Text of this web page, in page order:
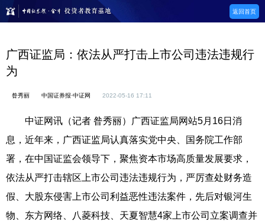
返回首页
广西证监局：依法从严打击上市公司违法违规行
为
昝秀丽 中国证券报·中证网 2022-05-16 17:11
中证网讯（记者 昝秀丽）广西证监局网站5月16日消
息，近年来，广西证监局认真落实党中央、国务院工作部
署，在中国证监会领导下，聚焦资本市场高质量发展要求，
依法从严打击辖区上市公司违法违规行为，严厉查处财务造
假、大股东侵害上市公司利益恶性违法案件，先后对银河生
物、东方网络、八菱科技、天夏智慧4家上市公司立案调查并